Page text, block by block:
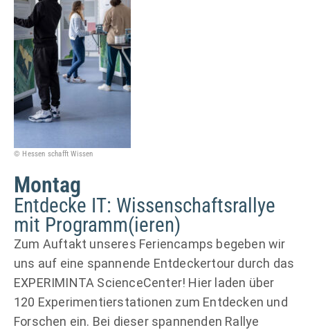
© Hessen schafft Wissen
Montag
Entdecke IT: Wissenschaftsrallye
mit Programm(ieren)
Zum Auftakt unseres Feriencamps begeben wir
uns auf eine spannende Entdeckertour durch das
EXPERIMINTA ScienceCenter! Hier laden über
120 Experimentierstationen zum Entdecken und
Forschen ein. Bei dieser spannenden Rallye